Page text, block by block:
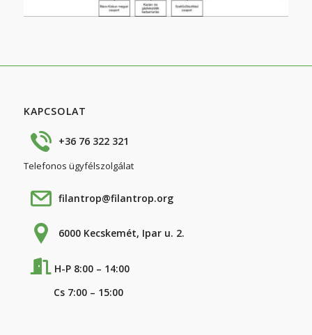
KAPCSOLAT
+36 76 322 321
Telefonos ügyfélszolgálat
filantrop@filantrop.org
6000 Kecskemét, Ipar u. 2.
H-P 8:00 – 14:00
Cs 7:00 – 15:00